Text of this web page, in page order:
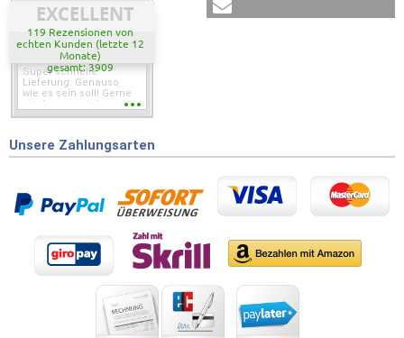
EXCELLENT
119 Rezensionen von
echten Kunden (letzte 12
Monate)
gesamt: 3909
Super schnelle
Lieferung. Genauso
wie es sein soll! Gerne
wieder wenn ich was
Unsere Zahlungsarten